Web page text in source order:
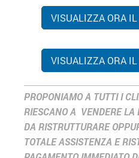
VISUALIZZA ORA IL
VISUALIZZA ORA IL
PROPONIAMO A TUTTI I
RIESCANO A VENDERE LA
DA RISTRUTTURARE
TOTALE ASSISTENZA E